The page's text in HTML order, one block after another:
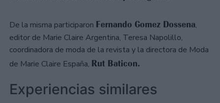
De la misma participaron Fernando Gomez Dossena,
editor de Marie Claire Argentina, Teresa Napolillo,
coordinadora de moda de la revista y la directora de Moda
de Marie Claire España, Rut Baticon.
Experiencias similares